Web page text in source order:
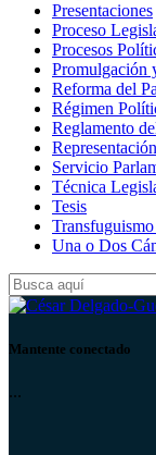
Presentaciones
Proceso
Procesos
Promulgación
Reforma del
Régimen
Reglamento
Servicio
Técnica
Tesis
Una o Dos
Mantente conectado
...